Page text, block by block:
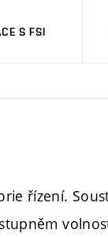
S FSI
řízení.